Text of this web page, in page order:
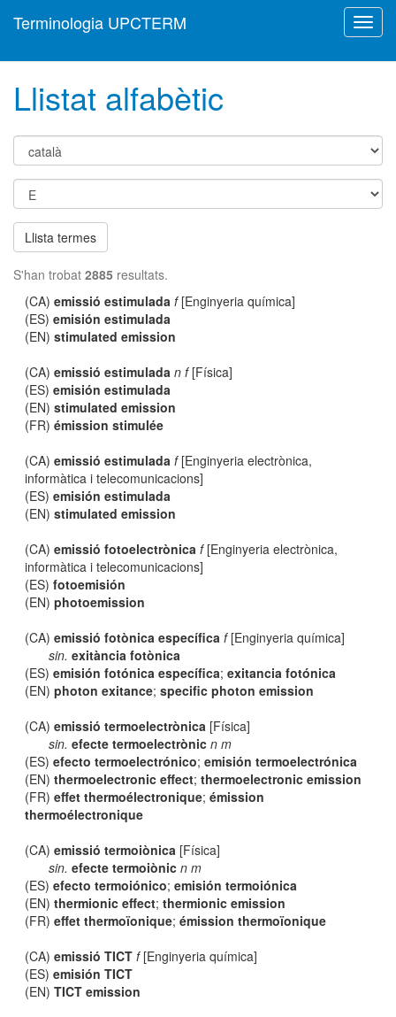
Terminologia UPCTERM
Llistat alfabètic
Llista termes
S'han trobat 2885 resultats.
(CA)emissió estimulada f[Enginyeria química]
(ES)emisión estimulada
(EN)stimulated emission
(CA)emissió estimulada n f[Física]
(ES)emisión estimulada
(EN)stimulated emission
(FR)émission stimulée
(CA)emissió estimulada f[Enginyeria electrònica,
informàtica i telecomunicacions]
(ES)emisión estimulada
(EN)stimulated emission
(CA)emissió fotoelectrònica f[Enginyeria electrònica,
informàtica i telecomunicacions]
(ES)fotoemisión
(EN)photoemission
(CA)emissió fotònica específica f[Enginyeria química]
sin. exitància fotònica
(ES)emisión fotónica específica;exitancia fotónica
(EN)photon exitance;specific photon emission
(CA)emissió termoelectrònica [Física]
sin. efecte termoelectrònic n m
(ES)efecto termoelectrónico;emisión termoelectrónica
(EN)thermoelectronic effect;thermoelectronic emission
(FR)effet thermoélectronique;émission
thermoélectronique
(CA)emissió termoiònica [Física]
sin. efecte termoiònic n m
(ES)efecto termoiónico;emisión termoiónica
(EN)thermionic effect;thermionic emission
(FR)effet thermoïonique;émission thermoïonique
(CA)emissió TICT f[Enginyeria química]
(ES)emisión TICT
(EN)TICT emission